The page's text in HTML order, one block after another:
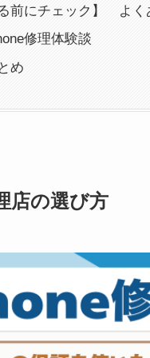
る前にチェック】 よく
修理体験談
め
店の選び方